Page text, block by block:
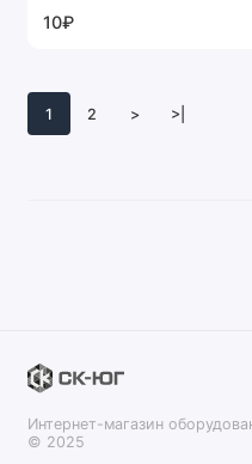
10₽
1 2 > >|
Интернет-магазин
© 2025